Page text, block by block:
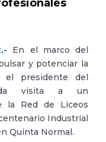
En el marco del
y potenciar la
el presidente del
visita a un
la Red de Liceos
Industrial
Quinta Normal.